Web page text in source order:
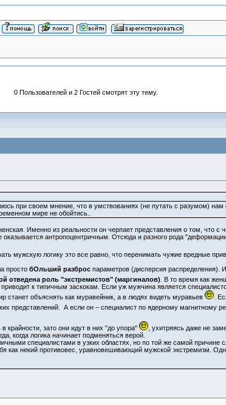
0 Пользователей и 2 Гостей смотрят эту тему.
при своем мнение, что в умствованиях (не путать с разумом)
мире не обойтись..
Именно из реальности он черпает представления о том, что с
оказывается антропоцентричным. Отсюда и разного рода
мужскую логику это все равно, что перенимать чужие вредные
просто бОльший разброспараметров (дисперсия распределения).
отведена роль "экстремистов" (маргиналов) . В то время как
к типичным заскокам. Если уж мужчина является
станет объяснять как муравейник, а в людях видеть муравьев
.
представлений. А если он – специалист по ядерному магнитному
зато они идут в них "до упора"
, ухитряясь даже не
когда логика начинает подменяться верой.
специалистами в узких областях, но по той же самой причине
некий противовес, уравновешивающий мужской экстремизм.